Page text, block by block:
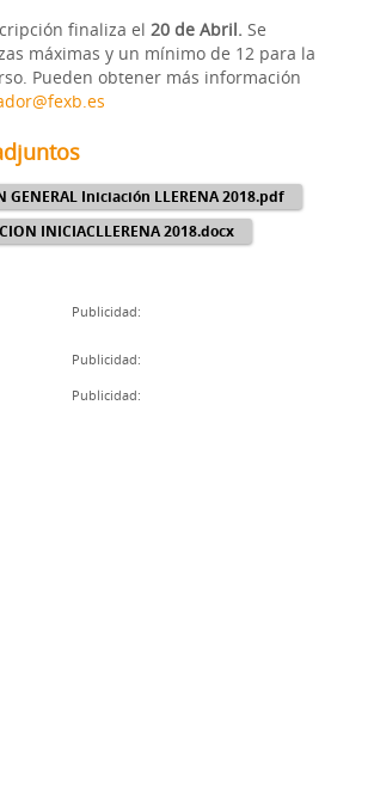
finaliza el 20 de Abril. Se
máximas y un mínimo de 12 para la
Pueden obtener más información
GENERAL Iniciación LLERENA 2018.pdf
INICIACLLERENA 2018.docx
Publicidad:
Publicidad:
Publicidad: